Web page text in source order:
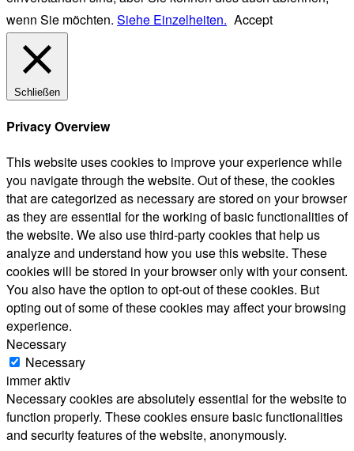
wenn Sie möchten. Siehe Einzelheiten. Accept
Schließen
Privacy Overview
This website uses cookies to improve your experience while
you navigate through the website. Out of these, the cookies
that are categorized as necessary are stored on your browser
as they are essential for the working of basic functionalities of
the website. We also use third-party cookies that help us
analyze and understand how you use this website. These
cookies will be stored in your browser only with your consent.
You also have the option to opt-out of these cookies. But
opting out of some of these cookies may affect your browsing
experience.
Necessary
Necessary
immer aktiv
Necessary cookies are absolutely essential for the website to
function properly. These cookies ensure basic functionalities
and security features of the website, anonymously.